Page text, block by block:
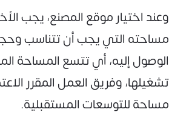
وعند اختيار موقع المصنع، يجب
مساحته التي يجب أن تتناسب وحجم
الوصول إليه، أي تتسع المساحة
تشغيلها، وفريق العمل المقرر
مساحة للتوسعات المستقبلية.